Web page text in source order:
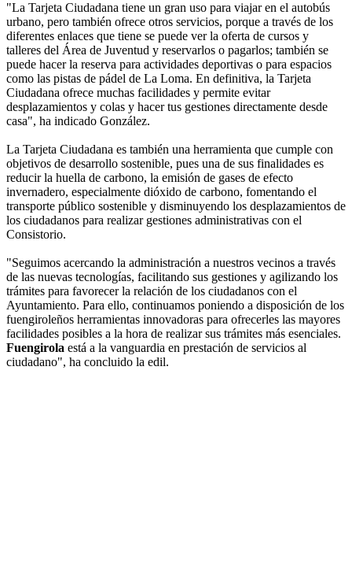
"La Tarjeta Ciudadana tiene un gran uso para viajar en el autobús
urbano, pero también ofrece otros servicios, porque a través de los
diferentes enlaces que tiene se puede ver la oferta de cursos y
talleres del Área de Juventud y reservarlos o pagarlos; también se
puede hacer la reserva para actividades deportivas o para espacios
como las pistas de pádel de La Loma. En definitiva, la Tarjeta
Ciudadana ofrece muchas facilidades y permite evitar
desplazamientos y colas y hacer tus gestiones directamente desde
casa", ha indicado González.
La Tarjeta Ciudadana es también una herramienta que cumple con
objetivos de desarrollo sostenible, pues una de sus finalidades es
reducir la huella de carbono, la emisión de gases de efecto
invernadero, especialmente dióxido de carbono, fomentando el
transporte público sostenible y disminuyendo los desplazamientos de
los ciudadanos para realizar gestiones administrativas con el
Consistorio.
"Seguimos acercando la administración a nuestros vecinos a través
de las nuevas tecnologías, facilitando sus gestiones y agilizando los
trámites para favorecer la relación de los ciudadanos con el
Ayuntamiento. Para ello, continuamos poniendo a disposición de los
fuengiroleños herramientas innovadoras para ofrecerles las mayores
facilidades posibles a la hora de realizar sus trámites más esenciales.
Fuengirola está a la vanguardia en prestación de servicios al
ciudadano", ha concluido la edil.